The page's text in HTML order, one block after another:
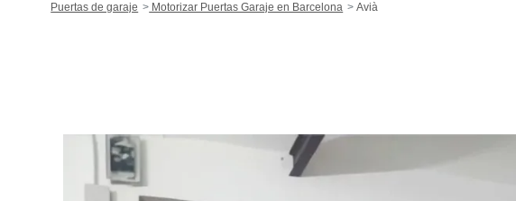
Puertas de garaje Motorizar Puertas Garaje en Barcelona Avià